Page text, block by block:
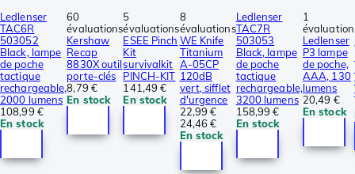
Ledlenser
TAC6R
503052
Black, lampe
de poche
tactique
rechargeable,
2000 lumens
108,99 €
En stock
60
évaluations
Kershaw
Recap
8830X outil
porte-clés
8,79 €
En stock
5
évaluations
ESEE Pinch
Kit
survivalkit
PINCH-KIT
141,49 €
En stock
8
évaluations
WE Knife
Titanium
A-05CP
120dB
vert, sifflet
d'urgence
22,99 €
24,46 €
En stock
Ledlenser
TAC7R
503053
Black, lampe
de poche
tactique
rechargeable,
3200 lumens
158,99 €
En stock
1
évaluation
Ledlenser
P3 lampe
de poche,
AAA, 130
lumens
20,49 €
En stock